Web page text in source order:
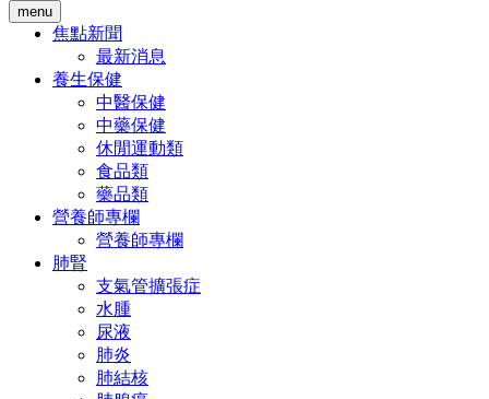
menu
焦點新聞
最新消息
養生保健
中醫保健
中藥保健
休閒運動類
食品類
藥品類
營養師專欄
營養師專欄
肺腎
支氣管擴張症
水腫
尿液
肺炎
肺結核